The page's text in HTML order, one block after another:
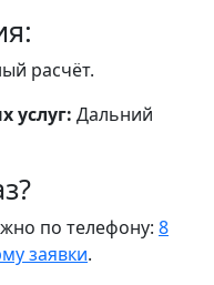
расчёт.
услуг: Дальний
по телефону: 8
заявки.